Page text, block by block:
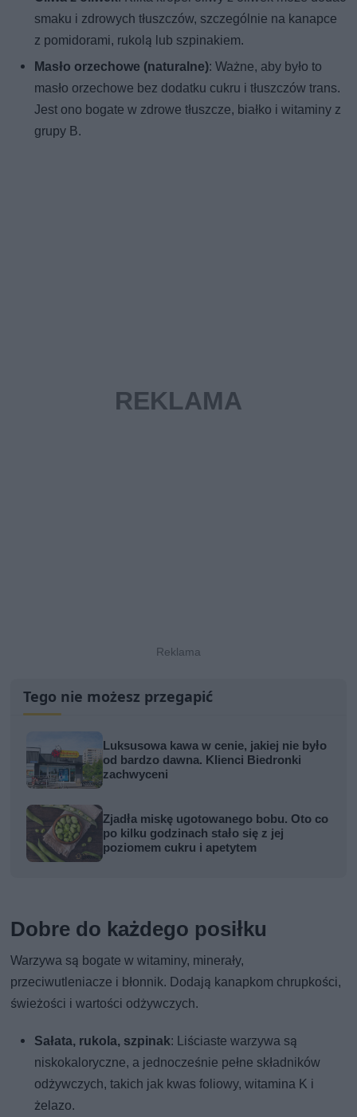
smaku i zdrowych tłuszczów, szczególnie na kanapce
z pomidorami, rukolą lub szpinakiem.
Masło orzechowe (naturalne): Ważne, aby było to
masło orzechowe bez dodatku cukru i tłuszczów trans.
Jest ono bogate w zdrowe tłuszcze, białko i witaminy z
grupy B.
Tego nie możesz przegapić
Luksusowa kawa w cenie, jakiej nie było
od bardzo dawna. Klienci Biedronki
zachwyceni
Zjadła miskę ugotowanego bobu. Oto co
po kilku godzinach stało się z jej
poziomem cukru i apetytem
Dobre do każdego posiłku
Warzywa są bogate w witaminy, minerały,
przeciwutleniacze i błonnik. Dodają kanapkom chrupkości,
świeżości i wartości odżywczych.
Sałata, rukola, szpinak: Liściaste warzywa są
niskokaloryczne, a jednocześnie pełne składników
odżywczych, takich jak kwas foliowy, witamina K i
żelazo.